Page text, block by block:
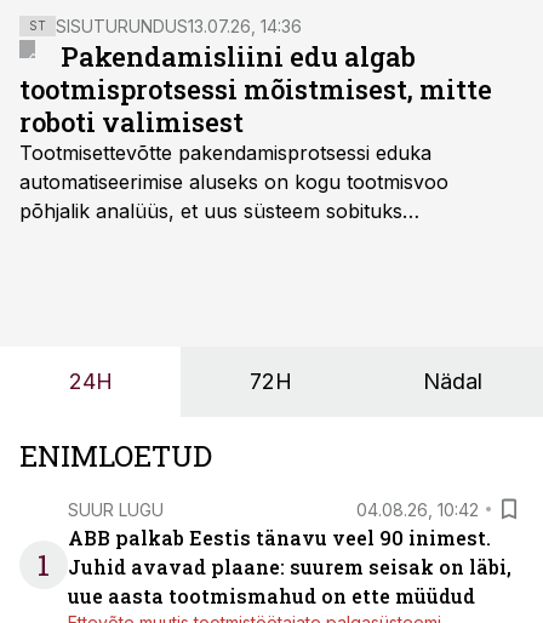
toodetud ligniinipõhist kõva süsinikku.
ST SISUTURUNDUS13.07.26, 14:36
Pakendamisliini edu algab
tootmisprotsessi mõistmisest, mitte
roboti valimisest
Tootmisettevõtte pakendamisprotsessi eduka
automatiseerimise aluseks on kogu tootmisvoo
põhjalik analüüs, et uus süsteem sobituks
OÜ tegevjuht Sander Mitendorf.
24H 72H Nädal
ENIMLOETUD
1
SUUR LUGU 04.08.26, 10:42
ABB palkab Eestis tänavu veel 90 inimest.
Juhid avavad plaane: suurem seisak on läbi,
uue aasta tootmismahud on ette müüdud